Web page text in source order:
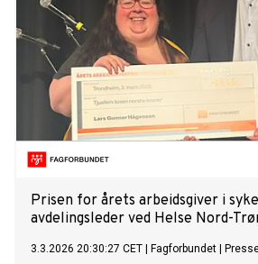
Prisen for årets arbeidsgiver i
avdelingsleder ved Helse Nord-
3.3.2026 20:30:27 CET Fagforbundet